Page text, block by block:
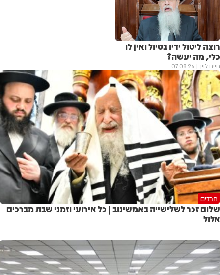
רוצה ליטול ידיו בטיול ואין לו
כלי, מה יעשה?
חיים לוין 07.08.26
חרדים
שלום זכר לשלישייה באמשינוב | כל אירועי וזמני שבת מברכים
אלול